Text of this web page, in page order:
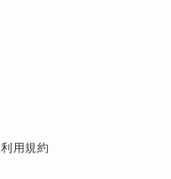
利用規約